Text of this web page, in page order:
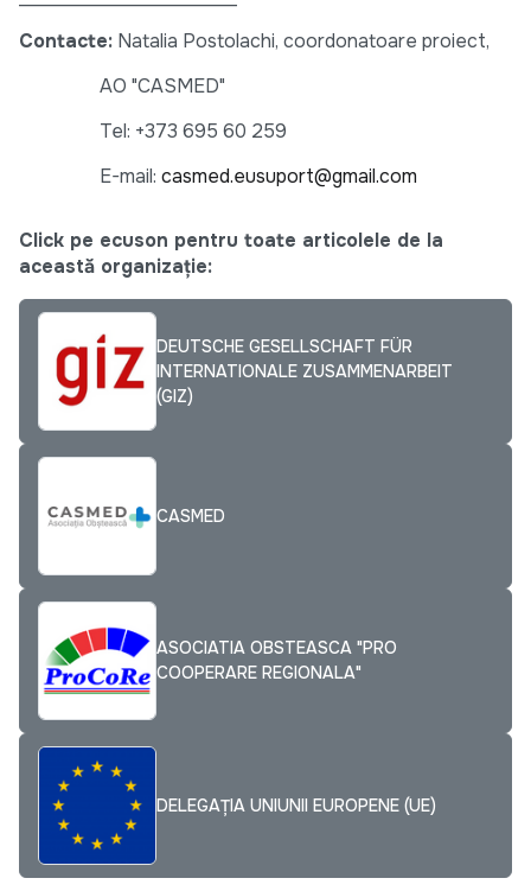
Contacte: Natalia Postolachi, coordonatoare proiect,
AO "CASMED"
Tel: +373 695 60 259
E-mail: casmed.eusuport@gmail.com
Click pe ecuson pentru toate articolele de la
această organizație:
DEUTSCHE GESELLSCHAFT FÜR
INTERNATIONALE ZUSAMMENARBEIT
(GIZ)
CASMED
ASOCIATIA OBSTEASCA "PRO
COOPERARE REGIONALA"
DELEGAȚIA UNIUNII EUROPENE (UE)